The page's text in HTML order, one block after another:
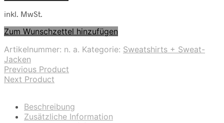
inkl. MwSt.
Zum Wunschzettel hinzufügen
Artikelnummer: n. a. Kategorie: Sweatshirts + Sweat-
Jacken
Previous Product
Next Product
Beschreibung
Zusätzliche Information